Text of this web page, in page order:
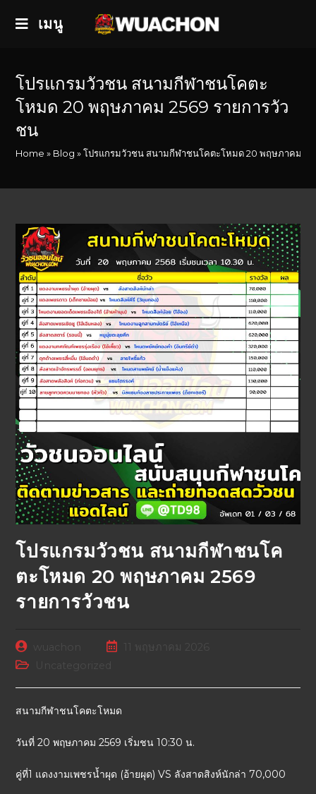
เมนู
โปรแกรมวัวชน สนามกีฬาชนโคตะ
โหมด 20 พฤษภาคม 2569 รายการวัว
ชน
Home » Blog »โปรแกรมวัวชน สนามกีฬาชนโคตะโหมด 20 พฤษภาคม
โปรแกรมวัวชน สนามกีฬาชนโค
ตะโหมด 20 พฤษภาคม 2569
รายการวัวชน
11 พฤษภาคม 2026
Uncategorized
สนามกีฬาชนโคตะโหมด
วันที่ 20 พฤษภาคม 2569 เริ่มชน 10:30 น.
คู่ที่1 แดงงามเพชรน้ำผุด (อ้ายผุด) VS ลังสาดสิงห์นักล่า 70,000